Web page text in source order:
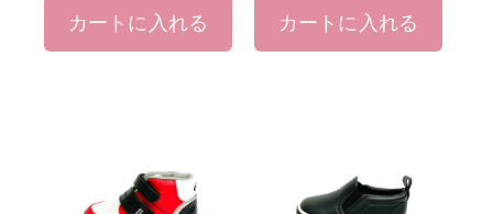
カートに入れる カートに入れる